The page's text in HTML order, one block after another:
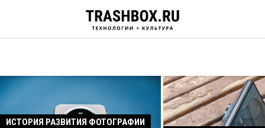
ИСТОРИЯ РАЗВИТИЯ ФОТОГРАФИИ